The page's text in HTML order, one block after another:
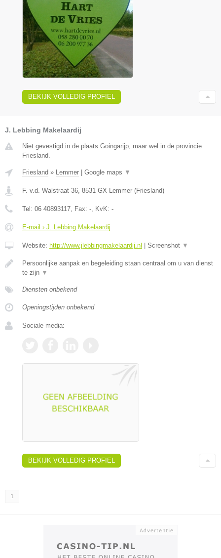
BEKIJK VOLLEDIG PROFIEL
J. Lebbing Makelaardij
Niet gevestigd in de plaats Goingarijp, maar wel in de provincie
Friesland.
Friesland » Lemmer Google maps ▼
F. v.d. Walstraat 36 8531 GX Lemmer (Friesland)
Tel: 06 40893117 , Fax: - , KvK: -
E-mail › J. Lebbing Makelaardij
Website: http://www.jlebbingmakelaardij.nl Screenshot ▼
Persoonlijke aanpak en begeleiding staan centraal om u van dienst
te zijn ▼
Diensten onbekend
Openingstijden onbekend
Sociale media:
BEKIJK VOLLEDIG PROFIEL
1